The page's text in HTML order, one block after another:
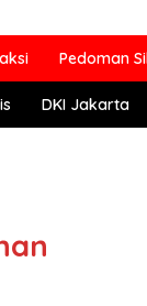
Pedoman
DKI Jakarta